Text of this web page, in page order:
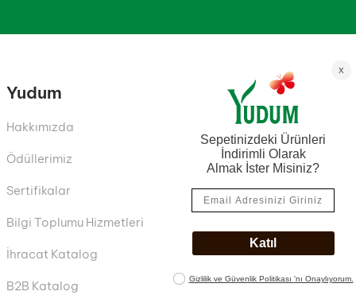
Yudum
Hakkımızda
Ödüllerimiz
Sertifikalar
Bilgi Toplumu Hizmetleri
İhracat Katalog
B2B Katalog